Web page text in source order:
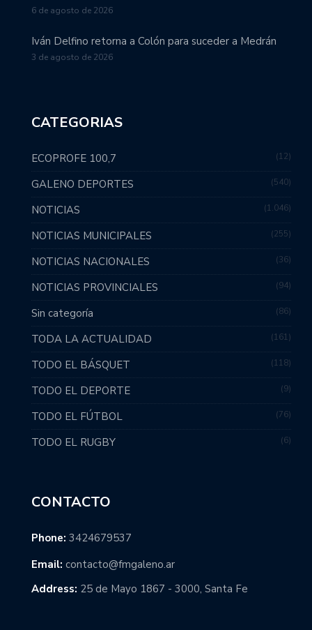
6 de agosto de 2026
Iván Delfino retorna a Colón para suceder a Medrán
3 de agosto de 2026
CATEGORIAS
ECOPROFE 100,7 12
GALENO DEPORTES 540
NOTICIAS 1.046
NOTICIAS MUNICIPALES 255
NOTICIAS NACIONALES 36
NOTICIAS PROVINCIALES 94
Sin categoría 86
TODA LA ACTUALIDAD 161
TODO EL BÁSQUET 118
TODO EL DEPORTE 9
TODO EL FÚTBOL 76
TODO EL RUGBY 6
CONTACTO
Phone: 3424679537
Email: contacto@fmgaleno.ar
Address: 25 de Mayo 1867 - 3000, Santa Fe